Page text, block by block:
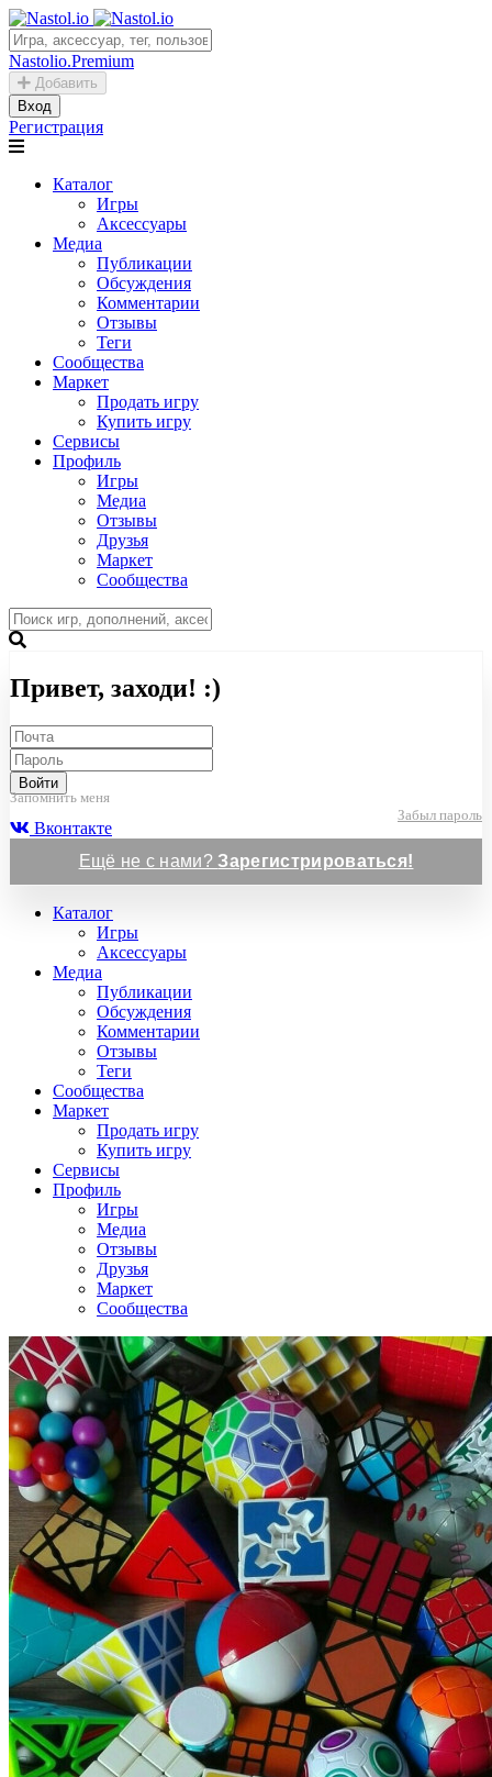
Nastolio.Premium
Добавить
Вход
Регистрация
Каталог
Игры
Аксессуары
Медиа
Публикации
Обсуждения
Комментарии
Отзывы
Теги
Сообщества
Маркет
Продать игру
Купить игру
Сервисы
Профиль
Игры
Медиа
Отзывы
Друзья
Маркет
Сообщества
Привет, заходи! :)
Войти
Запомнить меня
Забыл пароль
Вконтакте
Ещё не с нами?Зарегистрироваться!
Каталог
Игры
Аксессуары
Медиа
Публикации
Обсуждения
Комментарии
Отзывы
Теги
Сообщества
Маркет
Продать игру
Купить игру
Сервисы
Профиль
Игры
Медиа
Отзывы
Друзья
Маркет
Сообщества